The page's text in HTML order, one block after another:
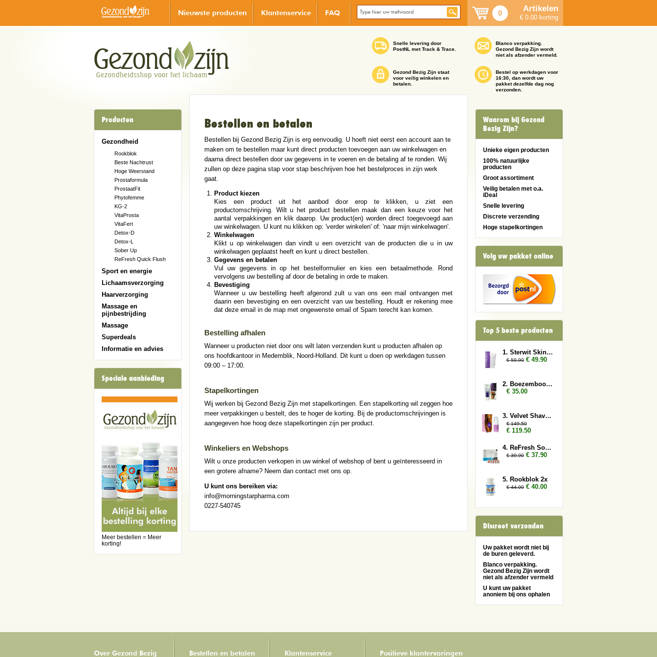
Nieuwste producten Klantenservice FAQ 0 Artikelen
€ 0.00 korting
Snelle levering door
PostNL met Track & Trace.
Gezond Bezig Zijn staat
voor veilig winkelen en
betalen.
Blanco verpakking.
Gezond Bezig Zijn wordt
niet als afzender vermeld.
Bestel op werkdagen voor
16:30, dan wordt uw
pakket dezelfde dag nog
verzonden.
Producten
Gezondheid
Rookblok
Beste Nachtrust
Hoge Weerstand
Prostaformula
ProstaatFit
Phytofemme
KG-2
VitaProsta
VitaFert
Detox-D
Detox-L
Sober Up
ReFresh Quick Flush
Sport en energie
Lichaamsverzorging
Haarverzorging
Massage en
pijnbestrijding
Massage
Superdeals
Informatie en advies
Speciale aanbieding
Meer bestellen = Meer
korting!
Bestellen en betalen
Bestellen bij Gezond Bezig Zijn is erg eenvoudig. U hoeft niet eerst een account aan te
maken om te bestellen maar kunt direct producten toevoegen aan uw winkelwagen en
daarna direct bestellen door uw gegevens in te voeren en de betaling af te ronden. Wij
zullen op deze pagina stap voor stap beschrijven hoe het bestelproces in zijn werk
gaat.
Product kiezen
Kies een product uit het aanbod door erop te klikken, u ziet een
productomschrijving. Wilt u het product bestellen maak dan een keuze voor het
aantal verpakkingen en klik daarop. Uw product(en) worden direct toegevoegd aan
uw winkelwagen. U kunt nu klikken op: 'verder winkelen' of: 'naar mijn winkelwagen'.
Winkelwagen
Klikt u op winkelwagen dan vindt u een overzicht van de producten die u in uw
winkelwagen geplaatst heeft en kunt u direct bestellen.
Gegevens en betalen
Vul uw gegevens in op het bestelformulier en kies een betaalmethode. Rond
vervolgens uw bestelling af door de betaling in orde te maken.
Bevestiging
Wanneer u uw bestelling heeft afgerond zult u van ons een mail ontvangen met
daarin een bevestiging en een overzicht van uw bestelling. Houdt er rekening mee
dat deze email in de map met ongewenste email of Spam terecht kan komen.
Bestelling afhalen
Wanneer u producten niet door ons wilt laten verzenden kunt u producten afhalen op
ons hoofdkantoor in Medemblik, Noord-Holland. Dit kunt u doen op werkdagen tussen
09:00 – 17:00.
Stapelkortingen
Wij werken bij Gezond Bezig Zijn met stapelkortingen. Een stapelkorting wil zeggen hoe
meer verpakkingen u bestelt, des te hoger de korting. Bij de productomschrijvingen is
aangegeven hoe hoog deze stapelkortingen zijn per product.
Winkeliers en Webshops
Wilt u onze producten verkopen in uw winkel of webshop of bent u geïnteresseerd in
een grotere afname? Neem dan contact met ons op.
U kunt ons bereiken via:
info@morningstarpharma.com
0227-540745
Waarom bij Gezond
Bezig Zijn?
Unieke eigen producten
100% natuurlijke
producten
Groot assortiment
Veilig betalen met o.a.
iDeal
Snelle levering
Discrete verzending
Hoge stapelkortingen
Volg uw pakket online
Top 5 beste producten
1. Sterwit Skin 2x
€ 59.90 € 49.90
2. Boezembooster
€ 35.00
3. Velvet Shave 10x
€ 149.50
€ 119.50
4. ReFresh Sober Up 2x
€ 39.90 € 37.90
5. Rookblok 2x
€ 44.00 € 40.00
Discreet verzonden
Uw pakket wordt niet bij
de buren geleverd.
Blanco verpakking.
Gezond Bezig Zijn wordt
niet als afzender vermeld
U kunt uw pakket
anoniem bij ons ophalen
Over Gezond Bezig Bestellen en betalen Klantenservice Positieve klantervaringen